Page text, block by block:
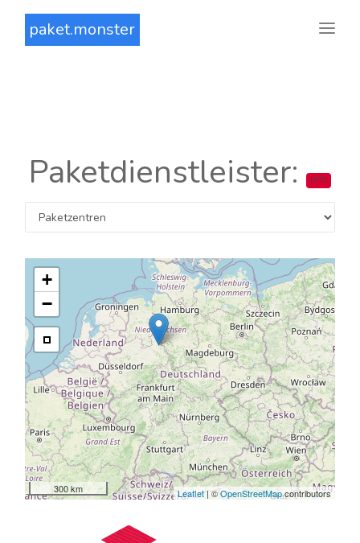
paket.monster
Paketdienstleister: DPD
+
−
300 km Leaflet | ©OpenStreetMapcontributors